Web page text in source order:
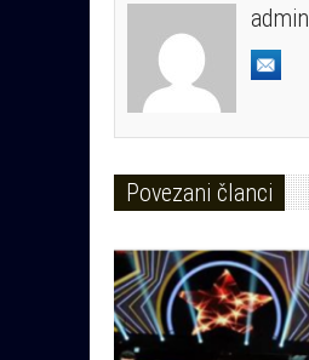
admin
Povezani članci